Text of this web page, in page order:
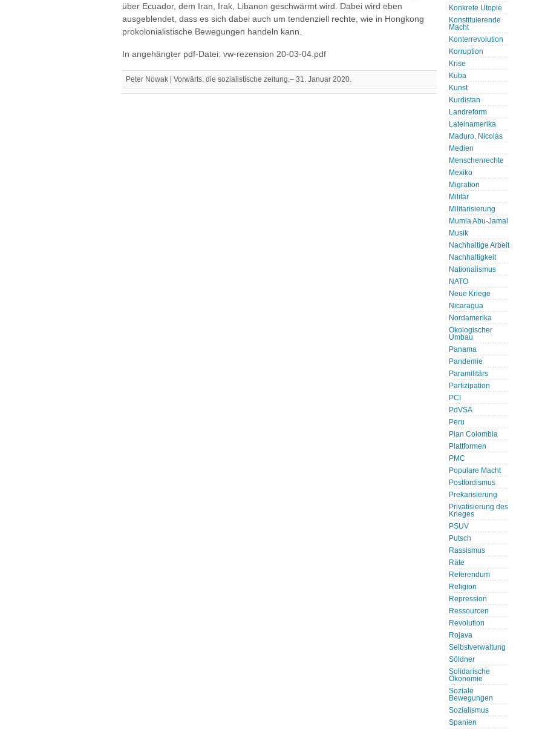
über Ecuador, dem Iran, Irak, Libanon geschwärmt wird. Dabei wird eben
ausgeblendet, dass es sich dabei auch um tendenziell rechte, wie in Hongkong
prokolonialistische Bewegungen handeln kann.
In angehängter pdf-Datei: vw-rezension 20-03-04.pdf
Peter Nowak | Vorwärts. die sozialistische zeitung.– 31. Januar 2020.
Konkrete Utopie
Konstituierende
Macht
Konterrevolution
Korruption
Krise
Kuba
Kunst
Kurdistan
Landreform
Lateinamerika
Maduro, Nicolás
Medien
Menschenrechte
Mexiko
Migration
Militär
Militarisierung
Mumia Abu-Jamal
Musik
Nachhaltige Arbeit
Nachhaltigkeit
Nationalismus
NATO
Neue Kriege
Nicaragua
Nordamerika
Ökologischer
Umbau
Panama
Pandemie
Paramilitärs
Partizipation
PCI
PdVSA
Peru
Plan Colombia
Plattformen
PMC
Populare Macht
Postfordismus
Prekarisierung
Privatisierung des
Krieges
PSUV
Putsch
Rassismus
Räte
Referendum
Religion
Repression
Ressourcen
Revolution
Rojava
Selbstverwaltung
Söldner
Solidarische
Ökonomie
Soziale
Bewegungen
Sozialismus
Spanien